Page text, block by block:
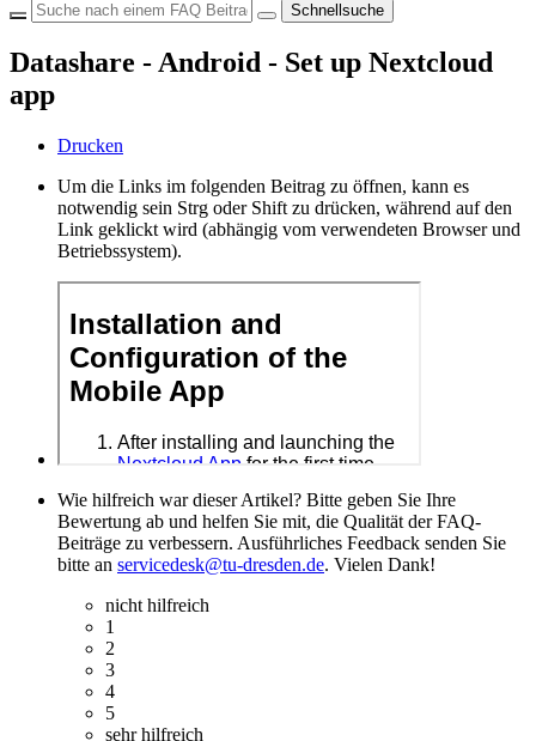
Schnellsuche
Datashare - Android - Set up Nextcloud
app
Drucken
Um die Links im folgenden Beitrag zu öffnen, kann es
notwendig sein Strg oder Shift zu drücken, während auf den
Link geklickt wird (abhängig vom verwendeten Browser und
Betriebssystem).
Wie hilfreich war dieser Artikel? Bitte geben Sie Ihre
Bewertung ab und helfen Sie mit, die Qualität der FAQ-
Beiträge zu verbessern. Ausführliches Feedback senden Sie
bitte an servicedesk@tu-dresden.de. Vielen Dank!
nicht hilfreich
1
2
3
4
5
sehr hilfreich